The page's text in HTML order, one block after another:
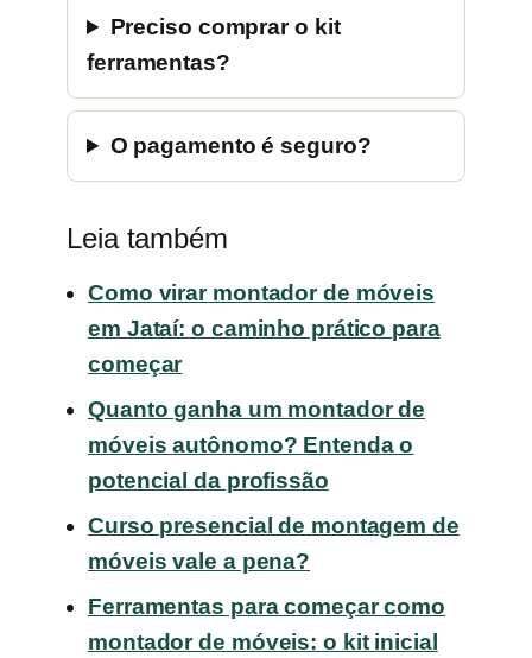
Preciso comprar o kit
ferramentas?
O pagamento é seguro?
Leia também
Como virar montador de móveis
em Jataí: o caminho prático para
começar
Quanto ganha um montador de
móveis autônomo? Entenda o
potencial da profissão
Curso presencial de montagem de
móveis vale a pena?
Ferramentas para começar como
montador de móveis: o kit inicial